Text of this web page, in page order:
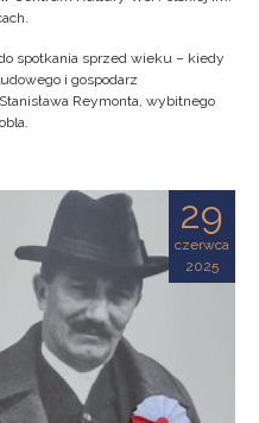
spotkania sprzed wieku – kiedy
i gospodarz
Reymonta, wybitnego
29
czerwca
2025